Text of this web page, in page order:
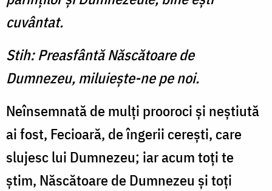
cuvântat.
Stih: Preasfântă Născătoare de
Dumnezeu, miluieşte-ne pe noi.
Neînsemnată de mulţi proo­roci şi neştiută
ai fost, Fecioară, de îngerii cereşti, care
slujesc lui Dumnezeu; iar acum toţi te
ştim, Născătoare de Dumnezeu şi toţi